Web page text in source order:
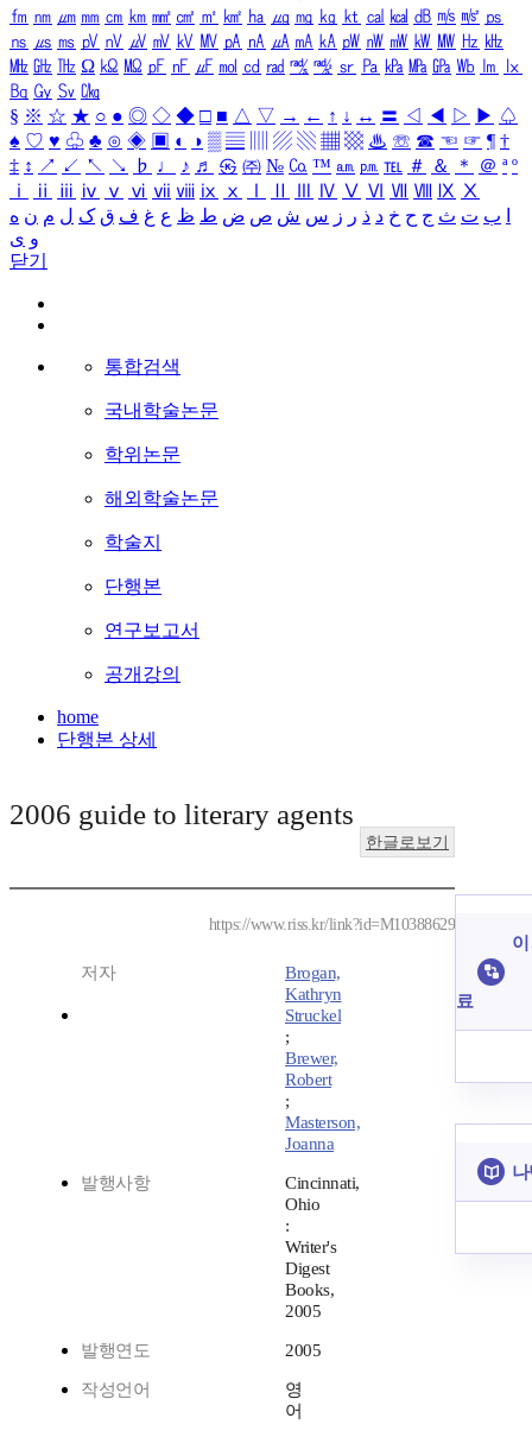
㎙ ㎚ ㎛ ㎜ ㎝ ㎞ ㎟ ㎠ ㎡ ㎢ ㏊ ㎍ ㎎ ㎏ ㏏ ㎈ ㎉ ㏈ ㎧ ㎨ ㎰
㎱ ㎲ ㎳ ㎴ ㎵ ㎶ ㎷ ㎸ ㎹ ㎀ ㎁ ㎂ ㎃ ㎄ ㎺ ㎻ ㎽ ㎾ ㎿ ㎐ ㎑
㎒ ㎓ ㎔ Ω ㏀ ㏁ ㎊ ㎋ ㎌ ㏖ ㏅ ㎭ ㎮ ㎯ ㏛ ㎩ ㎪ ㎫ ㎬ ㏝ ㏐
㏓
㏃ ㏉ ㏜ ㏆
§ ※ ☆ ★ ○ ● ◎ ◇ ◆ □ ■ △ ▽ → ← ↑ ↓ ↔ 〓 ◁ ◀ ▷ ▶ ♤
♠ ♡ ♥ ♧ ♣ ⊙ ◈ ▣ ◐ ◑ ▒ ▤ ▨ ▧ ▦ ▩ ♨ ☏ ☎ ☜ ☞ ¶ †
‡ ↕ ↗ ↙ ↖ ↘ ♭ ♩ ♪ ♬ ㉿ ㈜ № ㏇ ™ ㏂ ㏘ ℡ ＃ ＆ ＊ ＠ ª º
ⅰ
ⅱ ⅲ ⅳ ⅴ ⅵ ⅶ ⅷ ⅸ ⅹ Ⅳ Ⅴ Ⅵ Ⅶ Ⅷ Ⅸ Ⅹ
ب ت ث ج ح خ د ذ ر ز س ش ص ض ط ظ ع غ ف ق ک ل م ن ه
و ی
닫기
통합검색
국내학술논문
학위논문
해외학술논문
학술지
단행본
연구보고서
공개강의
home
단행본 상세
2006 guide to literary agents
한글로보기
https://www.riss.kr/link?id=M10388629
저자
Brogan,
Kathryn
Struckel
;
Brewer,
Robert
;
Masterson,
Joanna
발행사항
Cincinnati,
Ohio
:
Writer's
Digest
Books,
2005
발행연도 2005
작성언어
영
어
이
료
나